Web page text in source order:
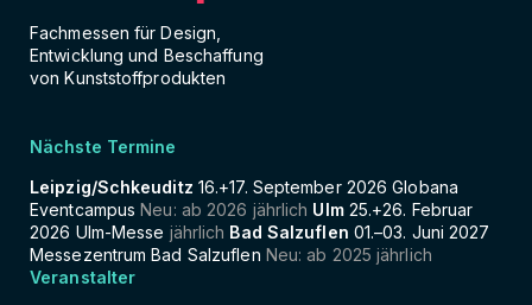
Fachmessen für Design,
Entwicklung und Beschaffung
von Kunststoffprodukten
Nächste Termine
Leipzig/Schkeuditz 16.+17. September 2026 Globana
EventcampusNeu: ab 2026 jährlich Ulm25.+26. Februar
2026 Ulm-Messe jährlich Bad Salzuflen 01.–03. Juni 2027
Messezentrum Bad Salzuflen Neu: ab 2025 jährlich
Veranstalter